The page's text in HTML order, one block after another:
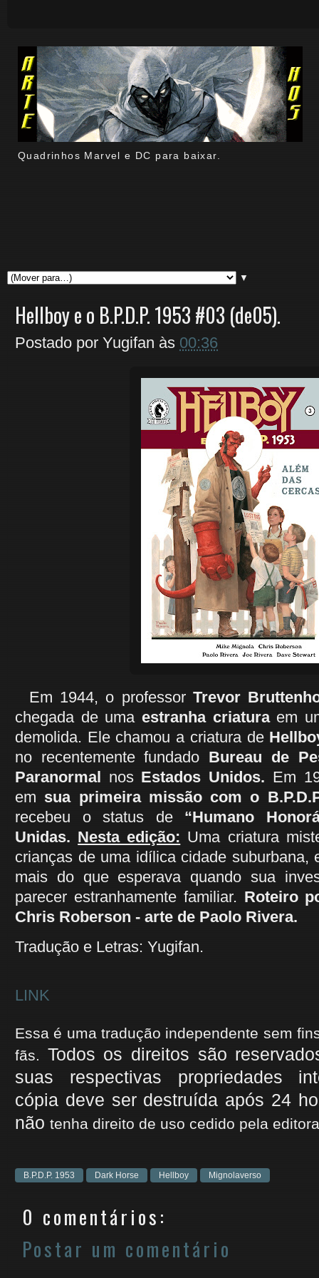
Quadrinhos Marvel e DC para baixar.
▼
Hellboy e o B.P.D.P. 1953 #03 (de05).
Postado por Yugifan às 00:36
Em 1944, o professor Trevor
chegada de uma estranha criatura em
demolida. Ele chamou a criatura de
no recentemente fundado Bureau de
Paranormal nos Estados Unidos. Em
em sua primeira missão com o
recebeu o status de
“Humano
Unidas. Nesta edição: Uma criatura
crianças de uma idílica cidade suburbana,
mais do que esperava quando sua
parecer estranhamente familiar. Roteiro
Chris Roberson - arte de Paolo Rivera.
Tradução e Letras: Yugifan.
LINK
Essa é uma tradução independente sem
fãs. Todos os direitos são
suas respectivas propriedades
cópia deve ser destruída após 24
não tenha direito de uso cedido pela
B.P.D.P. 1953 Dark Horse Hellboy Mignolaverso
0 comentários:
Postar um comentário